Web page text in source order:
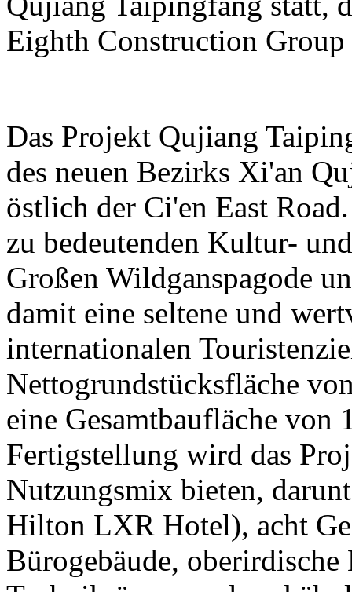
Eighth Construction
Das Projekt Qujiang
des neuen Bezirks Xi'an
östlich der Ci'en East
zu bedeutenden Kultur-
Großen Wildganspagode
damit eine seltene und
internationalen
Nettogrundstücksfläche
eine Gesamtbaufläche von
Fertigstellung wird das
Nutzungsmix bieten,
Hilton LXR Hotel), acht
Bürogebäude,